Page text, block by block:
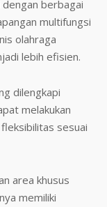
berbagai
multifungsi
olahraga
lebih efisien.
dilengkapi
melakukan
sesuai
area khusus
memiliki